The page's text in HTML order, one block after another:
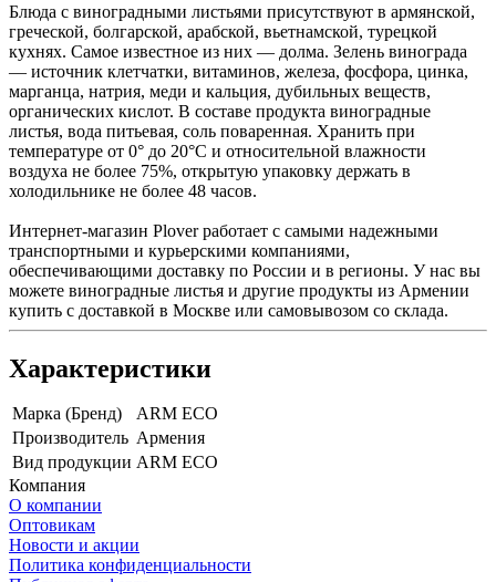
Блюда с виноградными листьями присутствуют в армянской,
греческой, болгарской, арабской, вьетнамской, турецкой
кухнях. Самое известное из них — долма. Зелень винограда
— источник клетчатки, витаминов, железа, фосфора, цинка,
марганца, натрия, меди и кальция, дубильных веществ,
органических кислот. В составе продукта виноградные
листья, вода питьевая, соль поваренная. Хранить при
температуре от 0° до 20°C и относительной влажности
воздуха не более 75%, открытую упаковку держать в
холодильнике не более 48 часов.
Интернет-магазин Plover работает с самыми надежными
транспортными и курьерскими компаниями,
обеспечивающими доставку по России и в регионы. У нас вы
можете виноградные листья и другие продукты из Армении
купить с доставкой в Москве или самовывозом со склада.
Характеристики
Марка (Бренд)
ARM ECO
Производитель Армения
Вид продукции ARM ECO
Компания
О компании
Оптовикам
Новости и акции
Политика конфиденциальности